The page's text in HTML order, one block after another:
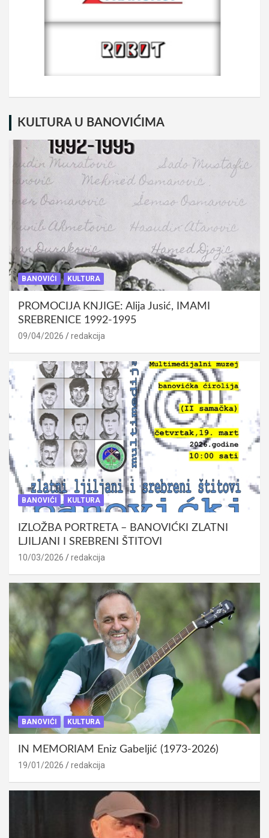
KULTURA U BANOVIĆIMA
BANOVIĆI KULTURA
PROMOCIJA KNJIGE: Alija Jusić, IMAMI
SREBRENICE 1992-1995
09/04/2026 redakcija
BANOVIĆI KULTURA
IZLOŽBA PORTRETA – BANOVIĆKI ZLATNI
LJILJANI I SREBRENI ŠTITOVI
10/03/2026 redakcija
BANOVIĆI KULTURA
IN MEMORIAM Eniz Gabeljić (1973-2026)
19/01/2026 redakcija